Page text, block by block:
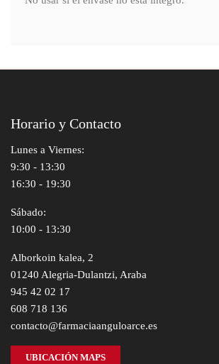
Horario y Contacto
Lunes a Viernes:
9:30 - 13:30
16:30 - 19:30
Sábado:
10:00 - 13:30
Alborkoin kalea, 2
01240 Alegria-Dulantzi, Araba
945 42 02 17
608 718 136
contacto@farmaciaanguloarce.es
UBICACIÓN MAPS